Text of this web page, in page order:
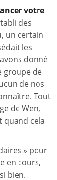
votre
des
un certain
les
donné
groupe de
de nos
Tout
de Wen,
quand cela
» pour
en cours,
bien.